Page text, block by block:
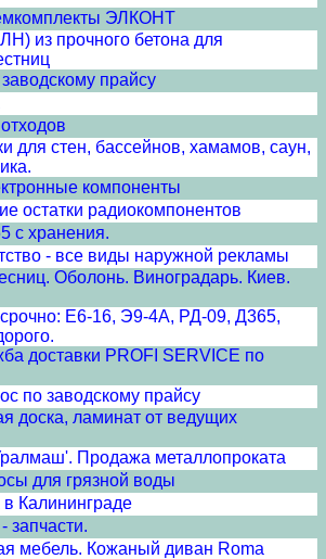
ЭЛКОНТ
из прочного бетона для
прайсу
для стен, бассейнов, хамамов, саун,
компоненты
остатки радиокомпонентов
с хранения.
- все виды наружной рекламы
Оболонь. Виноградарь. Киев.
Е6-16, Э9-4А, РД-09, Д365,
доставки PROFI SERVICE по
по заводскому прайсу
доска, ламинат от ведущих
Продажа металлопроката
для грязной воды
в Калининграде
запчасти.
мебель. Кожаный диван Roma